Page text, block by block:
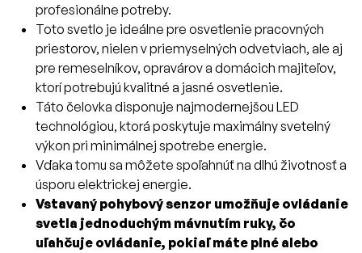
profesionálne potreby.
Toto svetlo je ideálne pre osvetlenie pracovných
priestorov, nielen v priemyselných odvetviach, ale aj
pre remeselníkov, opravárov a domácich majiteľov,
ktorí potrebujú kvalitné a jasné osvetlenie.
Táto čelovka disponuje najmodernejšou LED
technológiou, ktorá poskytuje maximálny svetelný
výkon pri minimálnej spotrebe energie.
Vďaka tomu sa môžete spoľahnúť na dlhú životnosť a
úsporu elektrickej energie.
Vstavaný pohybový senzor umožňuje ovládanie
svetla jednoduchým mávnutím ruky, čo
uľahčuje ovládanie, pokiaľ máte plné alebo